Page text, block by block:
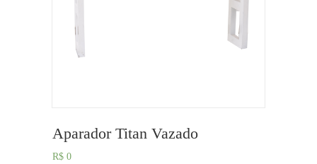
Aparador Titan Vazado
R$ 0